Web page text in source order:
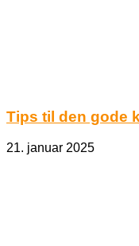
Tips til den gode
21. januar 2025